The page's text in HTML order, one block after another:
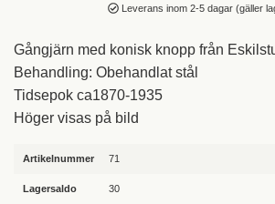
Leverans inom 2-5 dagar (gäller
Gångjärn med konisk knopp från
Behandling: Obehandlat stål
Tidsepok ca1870-1935
Höger visas på bild
Artikelnummer 71
Lagersaldo 30